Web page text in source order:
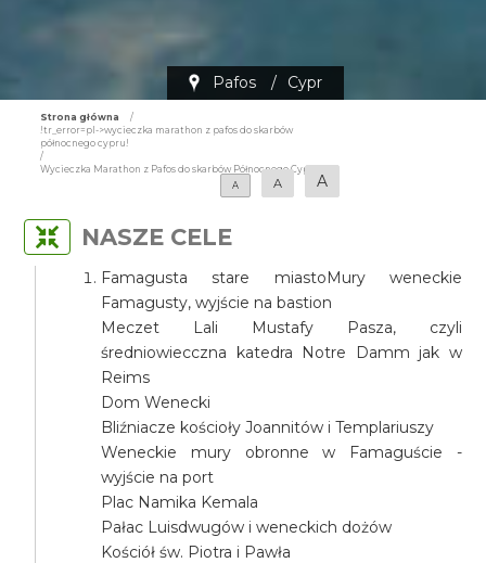
Pafos / Cypr
Strona główna
/
!tr_error=pl->wycieczka marathon z pafos do skarbów
północnego cypru!
/
Wycieczka Marathon z Pafos do skarbów Północnego Cypru
A
A A
NASZE CELE
Famagusta stare miastoMury weneckie
Famagusty, wyjście na bastion
Meczet Lali Mustafy Pasza, czyli
średniowiecczna katedra Notre Damm jak w
Reims
Dom Wenecki
Bliźniacze kościoły Joannitów i Templariuszy
Weneckie mury obronne w Famaguście -
wyjście na port
Plac Namika Kemala
Pałac Luisdwugów i weneckich dożów
Kościół św. Piotra i Pawła